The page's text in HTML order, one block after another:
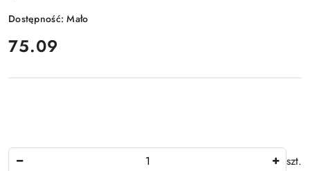
Dostępność:Mało
cena:
75.09
szt.